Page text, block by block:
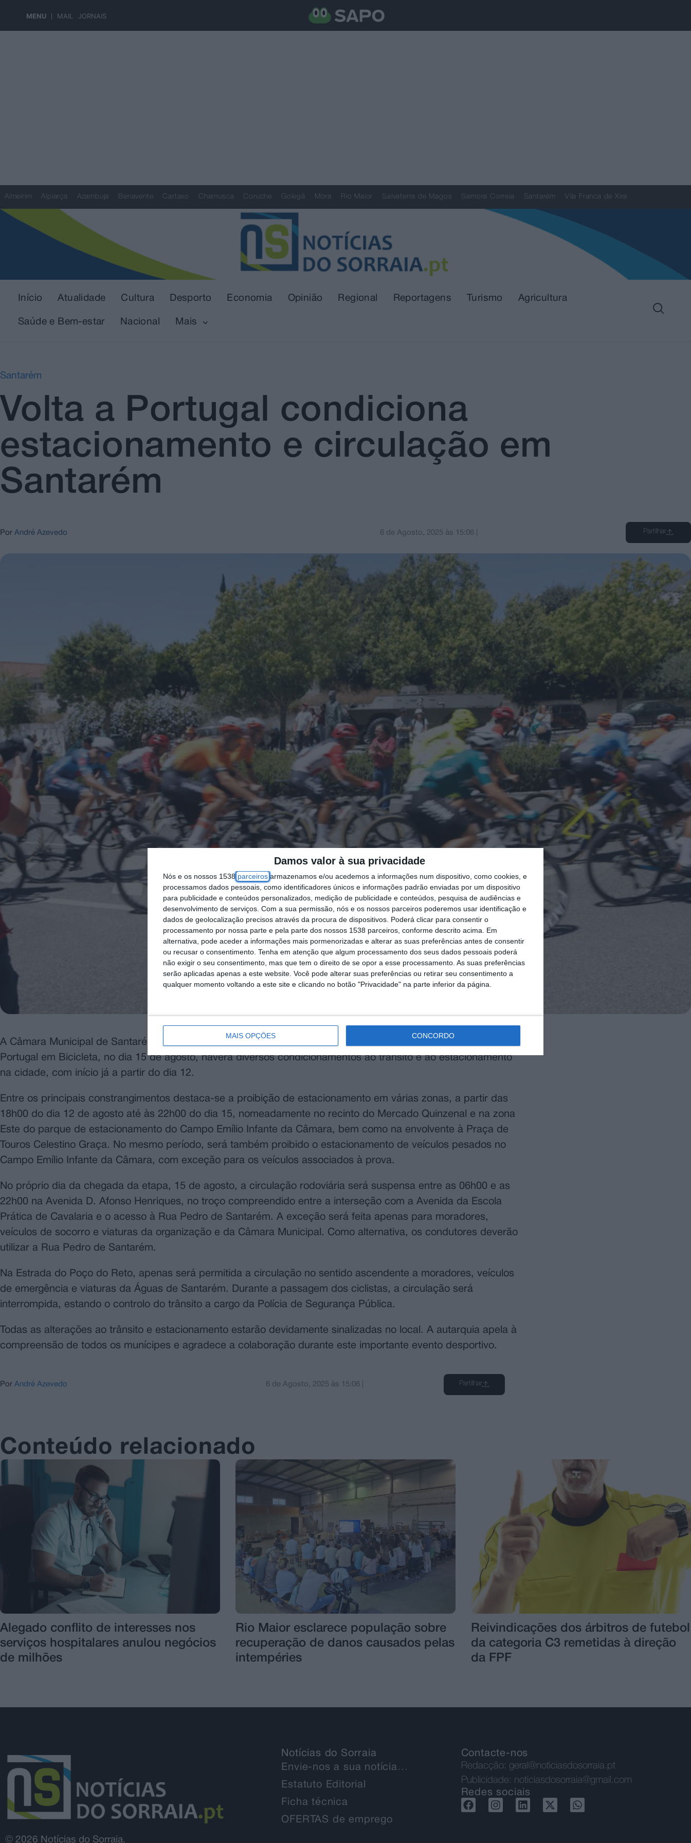
Damos valor à sua privacidade
Nós e os nossos 1538parceirosarmazenamos e/ou acedemos a informações num dispositivo, como cookies, e
processamos dados pessoais, como identificadores únicos e informações padrão enviadas por um dispositivo
para publicidade e conteúdos personalizados, medição de publicidade e conteúdos, pesquisa de audiências e
desenvolvimento de serviços. Com a sua permissão, nós e os nossos parceiros poderemos usar identificação e
dados de geolocalização precisos através da procura de dispositivos. Poderá clicar para consentir o
processamento por nossa parte e pela parte dos nossos 1538 parceiros, conforme descrito acima. Em
alternativa, pode aceder a informações mais pormenorizadas e alterar as suas preferências antes de consentir
ou recusar o consentimento. Tenha em atenção que algum processamento dos seus dados pessoais poderá
não exigir o seu consentimento, mas que tem o direito de se opor a esse processamento. As suas preferências
serão aplicadas apenas a este website. Você pode alterar suas preferências ou retirar seu consentimento a
qualquer momento voltando a este site e clicando no botão "Privacidade" na parte inferior da página.
MAIS OPÇÕES CONCORDO
MENU MAIL JORNAIS
Almeirim Alpiarça Azambuja Benavente Cartaxo Chamusca Coruche Golegã Mora Rio Maior Salvaterra de Magos Samora Correia Santarém Vila Franca de Xira
Início Atualidade Cultura Desporto Economia Opinião Regional Reportagens Turismo Agricultura
Saúde e Bem-estar Nacional Mais
Santarém
Volta a Portugal condiciona
estacionamento e circulação em
Santarém
Por André Azevedo 6 de Agosto, 2025 às 15:06 Partilhar
A Câmara Municipal de Santarém informa que, devido à realização da chegada da 8.ª etapa da 86.ª Volta a
Portugal em Bicicleta, no dia 15 de agosto, haverá diversos condicionamentos ao trânsito e ao estacionamento
na cidade, com início já a partir do dia 12.
Entre os principais constrangimentos destaca-se a proibição de estacionamento em várias zonas, a partir das
18h00 do dia 12 de agosto até às 22h00 do dia 15, nomeadamente no recinto do Mercado Quinzenal e na zona
Este do parque de estacionamento do Campo Emílio Infante da Câmara, bem como na envolvente à Praça de
Touros Celestino Graça. No mesmo período, será também proibido o estacionamento de veículos pesados no
Campo Emílio Infante da Câmara, com exceção para os veículos associados à prova.
No próprio dia da chegada da etapa, 15 de agosto, a circulação rodoviária será suspensa entre as 06h00 e as
22h00 na Avenida D. Afonso Henriques, no troço compreendido entre a interseção com a Avenida da Escola
Prática de Cavalaria e o acesso à Rua Pedro de Santarém. A exceção será feita apenas para moradores,
veículos de socorro e viaturas da organização e da Câmara Municipal. Como alternativa, os condutores deverão
utilizar a Rua Pedro de Santarém.
Na Estrada do Poço do Reto, apenas será permitida a circulação no sentido ascendente a moradores, veículos
de emergência e viaturas da Águas de Santarém. Durante a passagem dos ciclistas, a circulação será
interrompida, estando o controlo do trânsito a cargo da Polícia de Segurança Pública.
Todas as alterações ao trânsito e estacionamento estarão devidamente sinalizadas no local. A autarquia apela à
compreensão de todos os munícipes e agradece a colaboração durante este importante evento desportivo.
Por André Azevedo 6 de Agosto, 2025 às 15:06| Partilhar
Conteúdo relacionado
Alegado conflito de interesses nos
serviços hospitalares anulou negócios
de milhões
Rio Maior esclarece população sobre
recuperação de danos causados pelas
intempéries
Reivindicações dos árbitros de futebol
da categoria C3 remetidas à direção
da FPF
© 2026 Notícias do Sorraia.
Notícias do Sorraia
Envie-nos a sua notícia…
Estatuto Editorial
Ficha técnica
OFERTAS de emprego
Contacte-nos
Redacção: geral@noticiasdosorraia.pt
Publicidade: noticiasdosorraia@gmail.com
Redes sociais